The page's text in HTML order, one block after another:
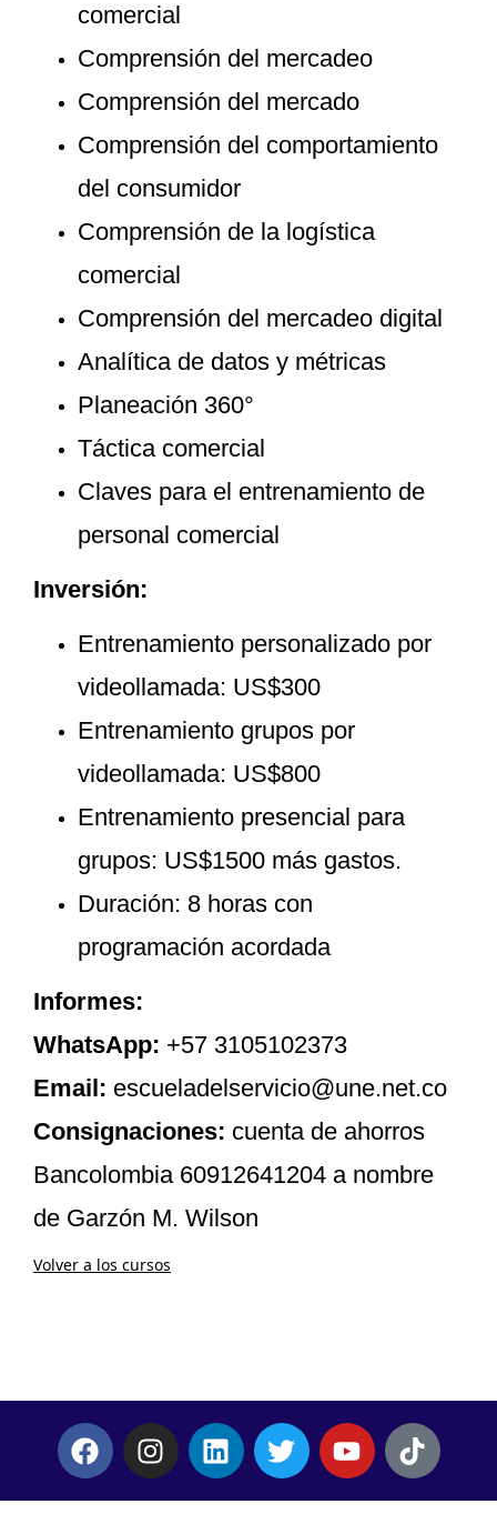
comercial
Comprensión del mercadeo
Comprensión del mercado
Comprensión del comportamiento
del consumidor
Comprensión de la logística
comercial
Comprensión del mercadeo digital
Analítica de datos y métricas
Planeación 360°
Táctica comercial
Claves para el entrenamiento de
personal comercial
Inversión:
Entrenamiento personalizado por
videollamada: US$300
Entrenamiento grupos por
videollamada: US$800
Entrenamiento presencial para
grupos: US$1500 más gastos.
Duración: 8 horas con
programación acordada
Informes:
WhatsApp: +57 3105102373
Email: escueladelservicio@une.net.co
Consignaciones: cuenta de ahorros
Bancolombia 60912641204 a nombre
de Garzón M. Wilson
Volver a los cursos